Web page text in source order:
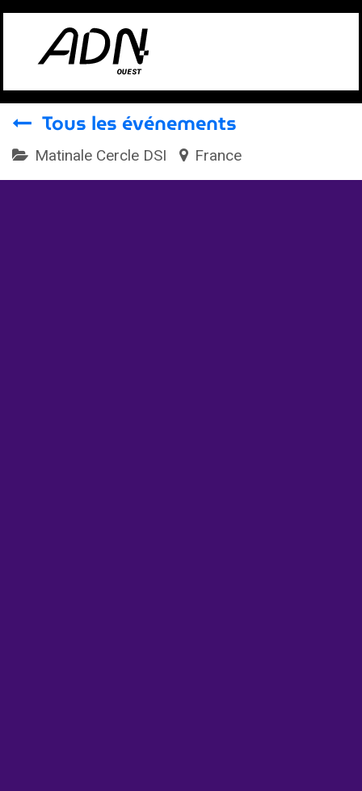
Se rendre au contenu
Tous les événements
Matinale Cercle DSI France